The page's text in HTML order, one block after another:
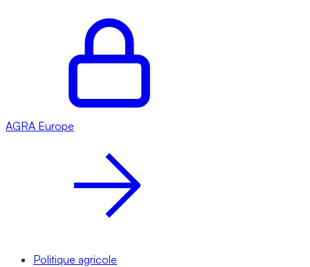
AGRA Europe
Politique agricole